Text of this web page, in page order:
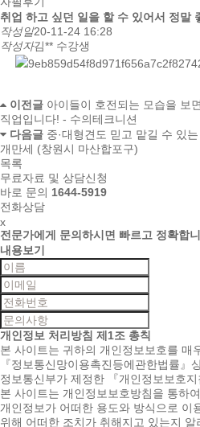
취업 하고 싶던 일을 할 수 있어서 정말
작성일20-11-24 16:28
작성자김** 수강생
이전글 아이들이 호전되는 모습을 보
직업입니다! - 수의테크니션
다음글 중·대형견도 믿고 맡길 수 있
개만세 (창원시 마산합포구)
목록
무료자료 및 상담신청
바로 문의 1644-5919
전화상담
x
전문가에게 문의하시면 빠르고 정확합
내용보기
개인정보 처리방침 제1조 총칙
본 사이트는 귀하의 개인정보보호를 매
『정보통신망이용촉진등에관한법률』
정보통신부가 제정한 『개인정보보호
본 사이트는 개인정보보호방침을 통하
개인정보가 어떠한 용도와 방식으로 이
위해 어떠한 조치가 취해지고 있는지 알